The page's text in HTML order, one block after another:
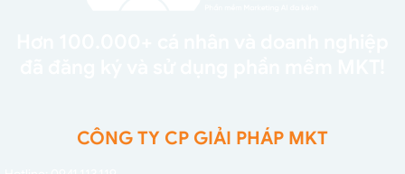
CÔNG TY CP GIẢI PHÁP MKT